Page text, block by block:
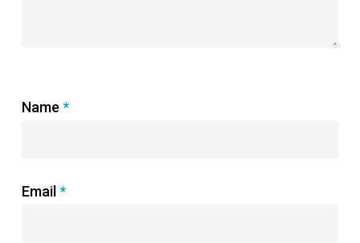
Name *
Email *